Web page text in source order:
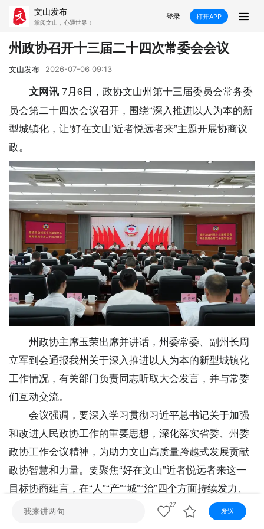
文山发布
掌阅文山，心通世界！
登录 打开APP
新闻
飞卡阅读 推荐
媒体看文山 直播 时事 专题
康养 社会 科教 经济
县市
文山市 砚山县 西畴县 麻栗坡县
马关县 丘北县 广南县 富宁县
视听
视频快刷 阿文工作室 文山新闻
壮语节目 苗语节目 瑶语节目
州政协召开十三届二十四次常委会会议
文山发布 2026-07-06 09:13
文网讯 7月6日，政协文山州第十三届委员会常务委
员会第二十四次会议召开，围绕“深入推进以人为本的新
型城镇化，让‘好在文山’近者悦远者来”主题开展协商议
政。
州政协主席玉荣出席并讲话，州委常委、副州长周
立军到会通报我州关于深入推进以人为本的新型城镇化
工作情况，有关部门负责同志听取大会发言，并与常委
们互动交流。
会议强调，要深入学习贯彻习近平总书记关于加强
和改进人民政协工作的重要思想，深化落实省委、州委
政协工作会议精神，为助力文山高质量跨越式发展贡献
政协智慧和力量。要聚焦“好在文山”近者悦远者来这一
目标协商建言，在“人”“产”“城”“治”四个方面持续发力、
久久为功，助力走出一条生态优先、文化铸魂、民生为
本、城乡共荣的新型城镇化之路。要对标对表全年工作
27
发送